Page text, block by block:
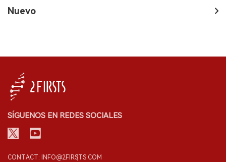
Nuevo
SÍGUENOS EN REDES SOCIALES
CONTACT: INFO@2FIRSTS.COM